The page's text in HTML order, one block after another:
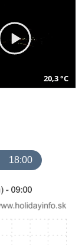
20,3 °C
18:00